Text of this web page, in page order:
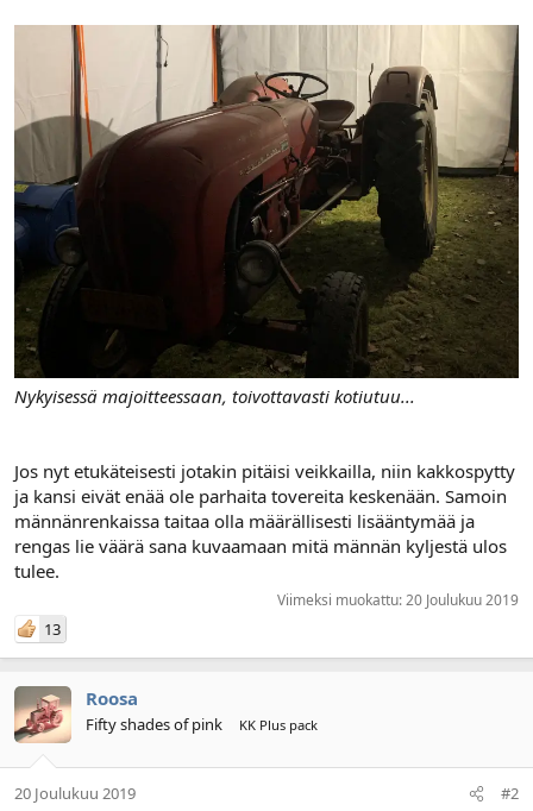
Nykyisessä majoitteessaan, toivottavasti kotiutuu...
Jos nyt etukäteisesti jotakin pitäisi veikkailla, niin kakkospytty
ja kansi eivät enää ole parhaita tovereita keskenään. Samoin
männänrenkaissa taitaa olla määrällisesti lisääntymää ja
rengas lie väärä sana kuvaamaan mitä männän kyljestä ulos
tulee.
Viimeksi muokattu:20 Joulukuu 2019
13
Roosa
Fifty shades of pink KK Plus pack
20 Joulukuu 2019 #2